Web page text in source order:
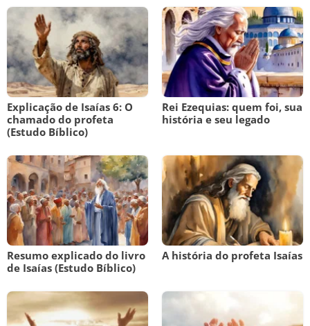
Explicação de Isaías 6: O
chamado do profeta
(Estudo Bíblico)
Rei Ezequias: quem foi, sua
história e seu legado
Resumo explicado do livro
de Isaías (Estudo Bíblico)
A história do profeta Isaías